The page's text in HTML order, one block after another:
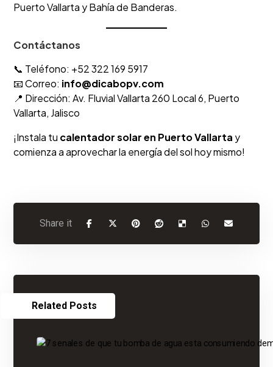
Puerto Vallarta y Bahía de Banderas.
Contáctanos
📞 Teléfono: +52 322 169 5917
📧 Correo: info@dicabopv.com
📍 Dirección: Av. Fluvial Vallarta 260 Local 6, Puerto
Vallarta, Jalisco
¡Instala tu calentador solar en Puerto Vallarta y
comienza a aprovechar la energía del sol hoy mismo!
Related Posts